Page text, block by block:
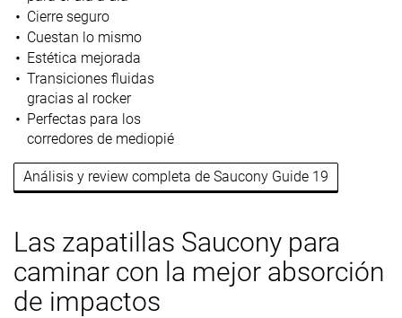
Cierre seguro
Cuestan lo mismo
Estética mejorada
Transiciones fluidas
gracias al rocker
Perfectas para los
corredores de mediopié
Análisis y review completa de Saucony Guide 19
Las zapatillas Saucony para
caminar con la mejor absorción
de impactos